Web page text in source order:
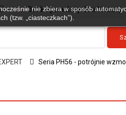
Brak sprzedaży detalicznej
Seria PH56 - potrójnie
nie zbiera w sposób
(tzw. „ciasteczkach”).